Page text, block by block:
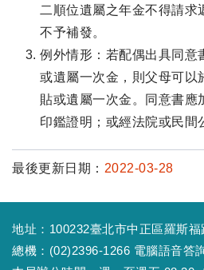
二順位遺屬之年金不得請求
不予補發。
例外情形：若配偶出具同意
或遺屬一次金，則父母可以
貼或遺屬一次金。同意書應
印鑑證明；或經法院或民間
最後更新日期： 2022-03-28
地址：100232臺北市中正區羅斯福
總機：(02)2396-1266 電腦語音答